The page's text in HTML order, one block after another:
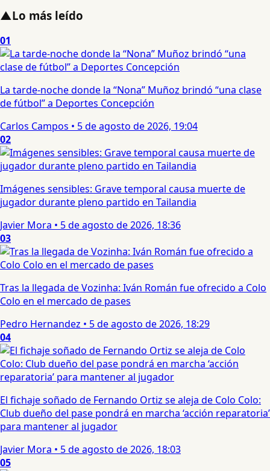
▲Lo más leído
01
La tarde-noche donde la “Nona” Muñoz brindó “una clase
de fútbol” a Deportes Concepción
Carlos Campos • 5 de agosto de 2026, 19:04
02
Imágenes sensibles: Grave temporal causa muerte de
jugador durante pleno partido en Tailandia
Javier Mora • 5 de agosto de 2026, 18:36
03
Tras la llegada de Vozinha: Iván Román fue ofrecido a Colo
Colo en el mercado de pases
Pedro Hernandez • 5 de agosto de 2026, 18:29
04
El fichaje soñado de Fernando Ortiz se aleja de Colo Colo:
Club dueño del pase pondrá en marcha ‘acción reparatoria’
para mantener al jugador
Javier Mora • 5 de agosto de 2026, 18:03
05